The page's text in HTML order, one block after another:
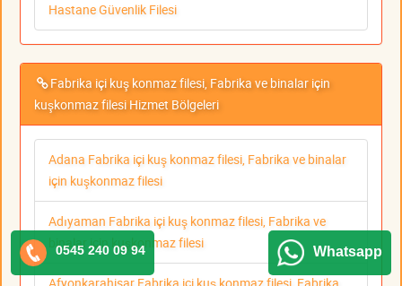
Hastane Güvenlik Filesi
Fabrika içi kuş konmaz filesi, Fabrika ve binalar için
kuşkonmaz filesi Hizmet Bölgeleri
Adana Fabrika içi kuş konmaz filesi, Fabrika ve binalar
için kuşkonmaz filesi
Adıyaman Fabrika içi kuş konmaz filesi, Fabrika ve
binalar için kuşkonmaz filesi
0545 240 09 94 Whatsapp